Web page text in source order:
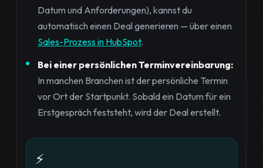
Datum und Anforderungen), kannst du
automatisch einen Deal generieren — über einen
Sales-Prozess in HubSpot.
Bei einer persönlichen Terminvereinbarung:
In manchen Branchen ist der persönliche Termin
vor Ort der Startpunkt. Sobald ein Datum für ein
Erstgespräch feststeht, wird der Deal erstellt.
⚡